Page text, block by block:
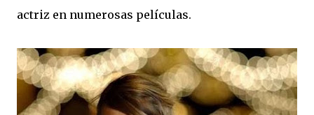
actriz en numerosas películas.